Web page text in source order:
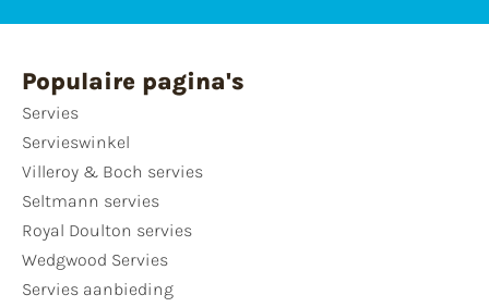
Populaire pagina's
Servies
Servieswinkel
Villeroy & Boch servies
Seltmann servies
Royal Doulton servies
Wedgwood Servies
Servies aanbieding